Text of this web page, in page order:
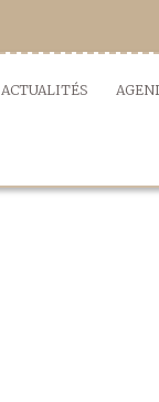
ACTUALITÉS